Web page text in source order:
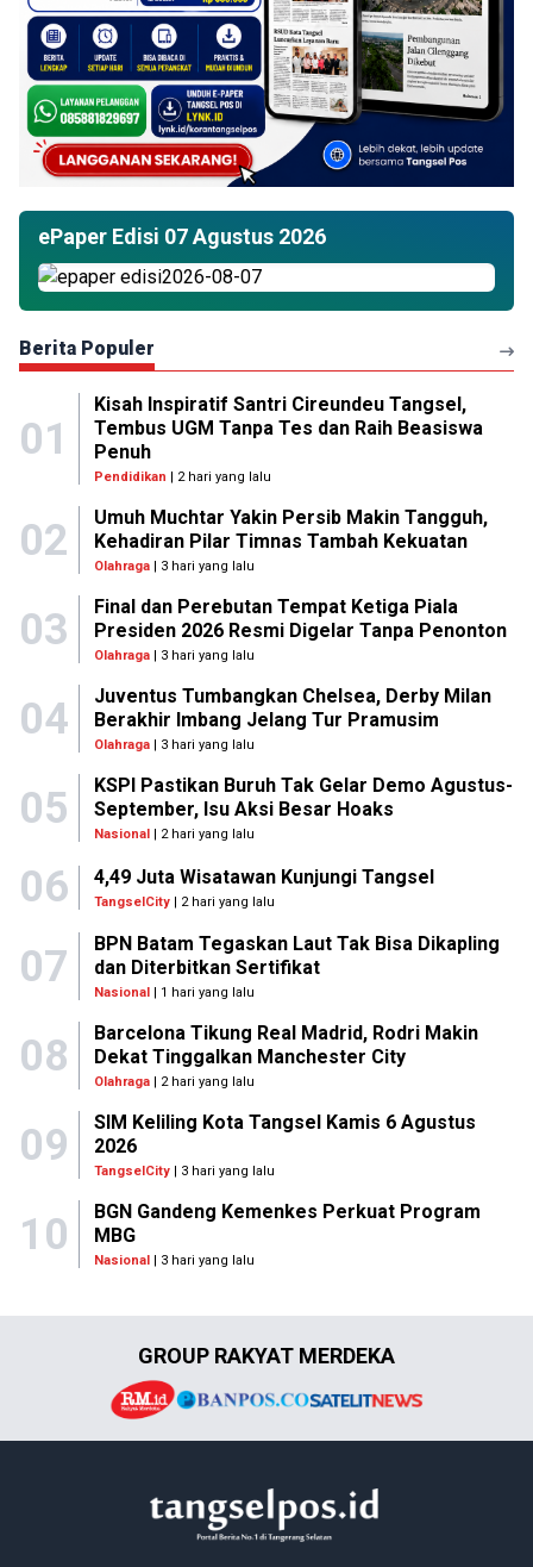
ePaper Edisi 07 Agustus 2026
Berita Populer
01
Kisah Inspiratif Santri Cireundeu Tangsel,
Tembus UGM Tanpa Tes dan Raih Beasiswa
Penuh
Pendidikan | 2 hari yang lalu
02
Umuh Muchtar Yakin Persib Makin Tangguh,
Kehadiran Pilar Timnas Tambah Kekuatan
Olahraga| 3 hari yang lalu
03
Final dan Perebutan Tempat Ketiga Piala
Presiden 2026 Resmi Digelar Tanpa Penonton
Olahraga| 3 hari yang lalu
04
Juventus Tumbangkan Chelsea, Derby Milan
Berakhir Imbang Jelang Tur Pramusim
Olahraga| 3 hari yang lalu
05
KSPI Pastikan Buruh Tak Gelar Demo Agustus-
September, Isu Aksi Besar Hoaks
Nasional| 2 hari yang lalu
06 4,49 Juta Wisatawan Kunjungi Tangsel
TangselCity | 2 hari yang lalu
07
BPN Batam Tegaskan Laut Tak Bisa Dikapling
dan Diterbitkan Sertifikat
Nasional| 1 hari yang lalu
08
Barcelona Tikung Real Madrid, Rodri Makin
Dekat Tinggalkan Manchester City
Olahraga| 2 hari yang lalu
09
SIM Keliling Kota Tangsel Kamis 6 Agustus
2026
TangselCity| 3 hari yang lalu
10
BGN Gandeng Kemenkes Perkuat Program
MBG
Nasional| 3 hari yang lalu
GROUP RAKYAT MERDEKA